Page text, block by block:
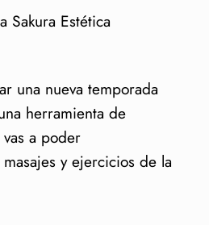
Sakura Estética
una nueva temporada
herramienta de
a poder
y ejercicios de la